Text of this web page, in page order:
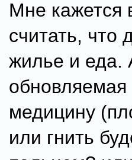
Мне кажется
считать, что
жилье и еда.
медицину
или гнить